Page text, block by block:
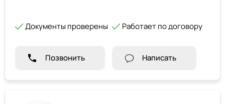
Документы проверены Работает по договору
Позвонить Написать